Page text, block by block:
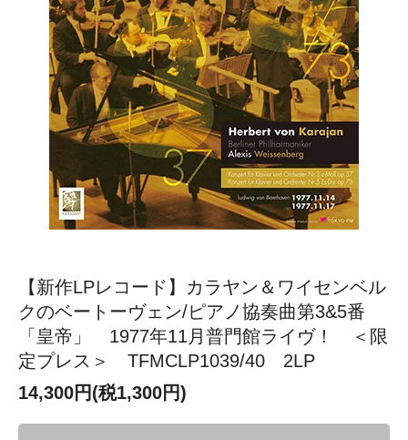
【新作LPレコード】カラヤン＆ワイセンベル
クのベートーヴェン/ピアノ協奏曲第3&5番
「皇帝」 1977年11月普門館ライヴ！ ＜限
定プレス＞ TFMCLP1039/40 2LP
14,300円(税1,300円)